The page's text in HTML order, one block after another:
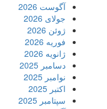
آگوست 2026
جولای 2026
ژوئن 2026
فوریه 2026
ژانویه 2026
دسامبر 2025
نوامبر 2025
اکتبر 2025
سپتامبر 2025